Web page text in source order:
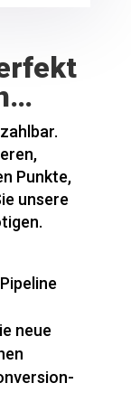
Punkte,
unsere
neue